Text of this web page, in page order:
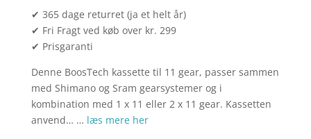
✔ 365 dage returret (ja et helt år)
✔ Fri Fragt ved køb over kr. 299
✔ Prisgaranti
Denne BoosTech kassette til 11 gear, passer sammen
med Shimano og Sram gearsystemer og i
kombination med 1 x 11 eller 2 x 11 gear. Kassetten
anvend… … læs mere her